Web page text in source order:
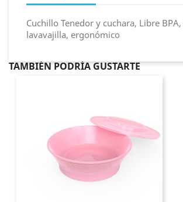
Cuchillo Tenedor y cuchara, Libre
lavavajilla, ergonómico
TAMBIÉN PODRÍA GUSTARTE